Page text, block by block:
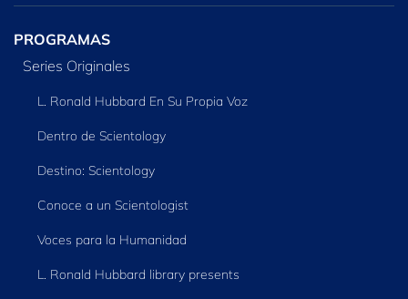
PROGRAMAS
Series Originales
L. Ronald Hubbard En Su Propia Voz
Dentro de Scientology
Destino: Scientology
Conoce a un Scientologist
Voces para la Humanidad
L. Ronald Hubbard library presents